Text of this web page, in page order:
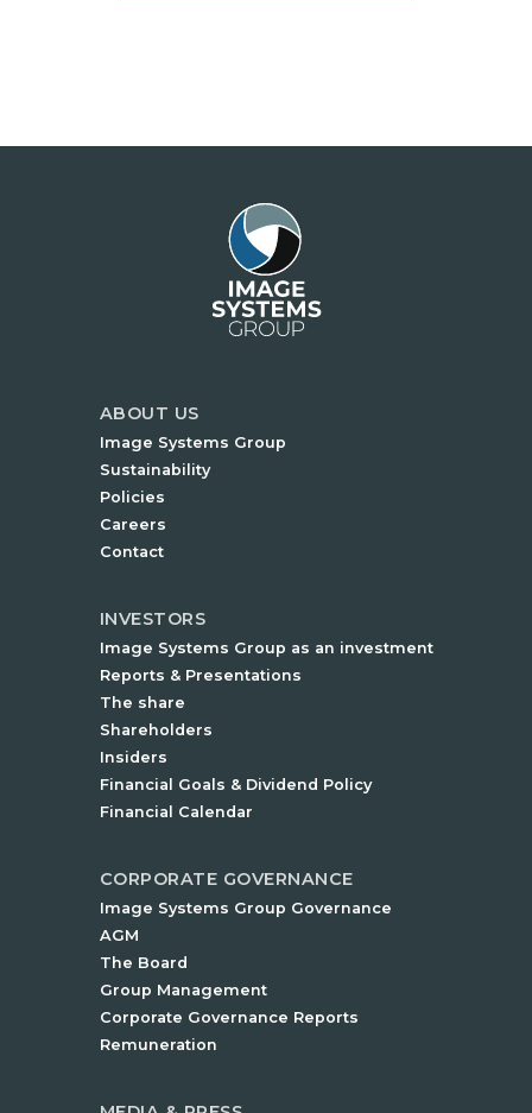
ABOUT US
Image Systems Group
Sustainability
Policies
Careers
Contact
INVESTORS
Image Systems Group as an investment
Reports & Presentations
The share
Shareholders
Insiders
Financial Goals & Dividend Policy
Financial Calendar
CORPORATE GOVERNANCE
Image Systems Group Governance
AGM
The Board
Group Management
Corporate Governance Reports
Remuneration